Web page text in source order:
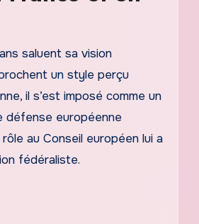
saluent sa vision
un style perçu
il s’est imposé comme un
défense européenne
au Conseil européen lui a
fédéraliste.